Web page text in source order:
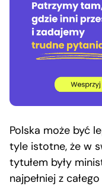
Polska może być
tyle istotne, że w
tytułem były
najpełniej z